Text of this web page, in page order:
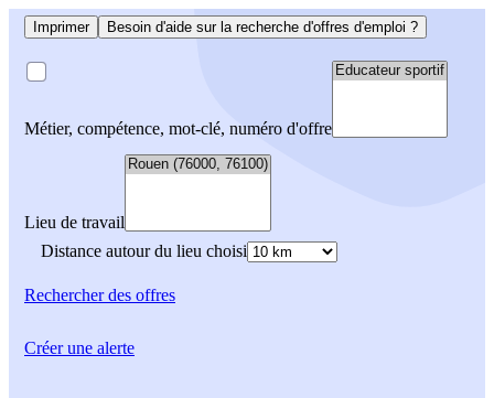
Imprimer Besoin d'aide sur la recherche d'offres d'emploi ?
Métier, compétence, mot-clé, numéro d'offre
Lieu de travail
Distance autour du lieu choisi
Rechercherdes offres
Créer une alerte